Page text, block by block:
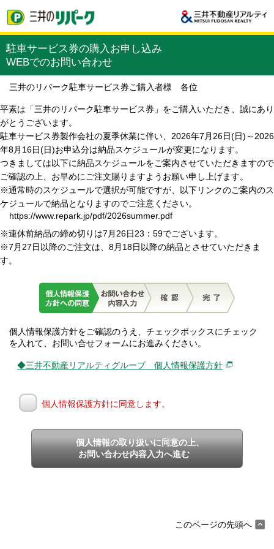
駐車サービス券の購入お申し込み
WEBでのお問い合わせ
三井のリパーク駐車サービス券ご購入者様 各位
平素は「三井のリパーク駐車サービス券」をご購入いただき、誠にあり
がとうございます。
駐車サービス券製作会社の夏季休業に伴い、2026年7月26日(日)～2026
年8月16日(日)お申込分は納品スケジュールが変更になります。
つきましては以下に納品スケジュールをご案内させていただきますので
ご確認の上、お早めにご注文賜りますようお願い申し上げます。
※通常時のスケジュールで選択が可能ですが、以下リンクのご案内のス
ケジュールで納品となりますのでご注意ください。
https://www.repark.jp/pdf/2026summer.pdf
※連休前納品の締め切りは7月26日23：59でございます。
※7月27日以降のご注文は、8月18日以降の納品とさせていただきま
す。
個人情報保護方針をご確認のうえ、チェックボックスにチェック
を入れて、お問い合せフォームにお進みください。
◆三井不動産リアルティグループ 個人情報保護方針
個人情報保護方針に同意します。
個人情報の取り扱いに同意の上、
お問い合わせ内容入力へ進む
このページの先頭へ